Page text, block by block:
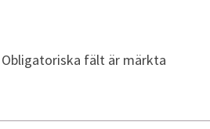
Obligatoriska fält är märkta